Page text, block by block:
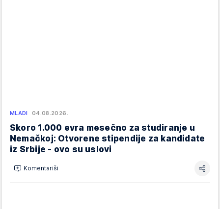
MLADI 04.08.2026.
Skoro 1.000 evra mesečno za studiranje u
Nemačkoj: Otvorene stipendije za kandidate
iz Srbije - ovo su uslovi
Komentariši